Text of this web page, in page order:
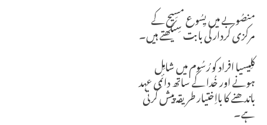
منصُوبے میں یِسُوع مسِیح کے
مرکزی کردار کی بابت سِیکھتے ہیں۔
کلِیسیا افراد کو رُسُوم میں شامِل
ہونے اور خُدا کے ساتھ دائمی عہد
باندھنے کا بااِختیار طریقہ پیش کرتی
ہے۔